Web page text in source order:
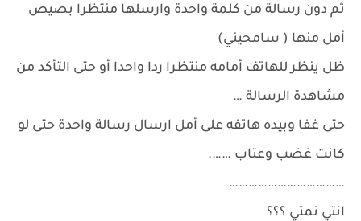
ثم دون رسالة من كلمة واحدة وارسلها منتظرا بصيص
أمل منها ( سامحيني)
ظل ينظر للهاتف أمامه منتظرا ردا واحدا أو حتى التأكد من
مشاهدة الرسالة …
حتى غفا وبيده هاتفه على أمل ارسال رسالة واحدة حتى لو
كانت غضب وعتاب …….
………………………………
انتي نمتي ؟؟؟